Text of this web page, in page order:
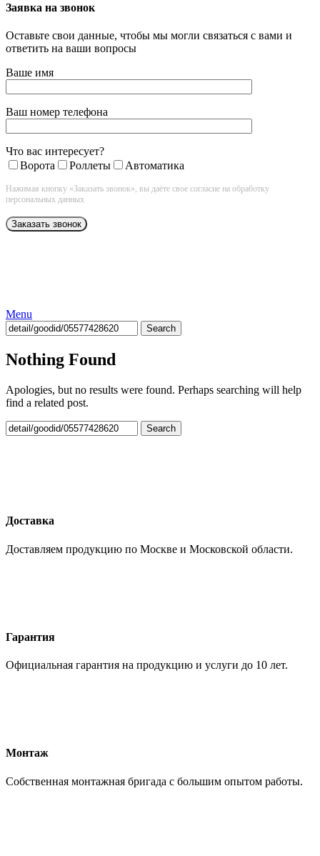
Заявка на звонок
Оставьте свои данные, чтобы мы могли связаться с вами и
ответить на ваши вопросы
Ваше имя
Ваш номер телефона
Что вас интересует?
Ворота
Роллеты Автоматика
Нажимая кнопку «Заказать звонок», вы даёте свое согласие на обработку
персональных данных
Menu
Search
Nothing Found
Apologies, but no results were found. Perhaps searching will help
find a related post.
Search
Доставка
Доставляем продукцию по Москве и Московской области.
Гарантия
Официальная гарантия на продукцию и услуги до 10 лет.
Монтаж
Собственная монтажная бригада с большим опытом работы.